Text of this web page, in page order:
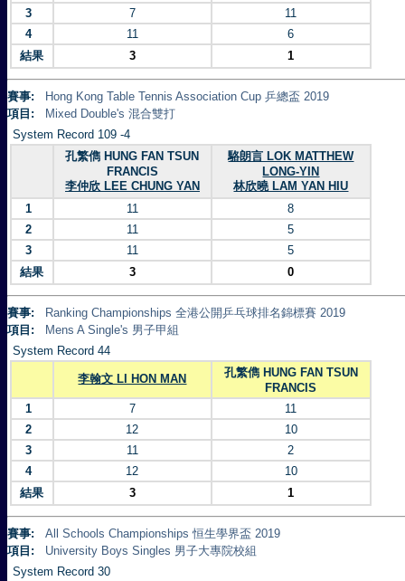
3
7
11
4
11
6
結果
3 1
賽事:
Hong Kong Table Tennis Association Cup 乒總盃 2019
項目:
Mixed Double's 混合雙打
System Record 109 -4
孔繁儁 HUNG FAN TSUN
FRANCIS
李仲欣 LEE CHUNG YAN
駱朗言 LOK MATTHEW
LONG-YIN
林欣曉 LAM YAN HIU
1
11
8
2
11
5
3
11
5
結果
3 0
賽事:
Ranking Championships 全港公開乒乓球排名錦標賽 2019
項目:
Mens A Single's 男子甲組
System Record 44
李翰文 LI HON MAN
孔繁儁 HUNG FAN TSUN
FRANCIS
1
7
11
2
12
10
3
11
2
4
12
10
結果
3 1
賽事:
All Schools Championships 恒生學界盃 2019
項目:
University Boys Singles 男子大專院校組
System Record 30